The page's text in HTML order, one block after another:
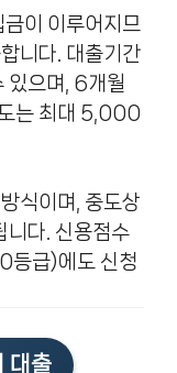
금이 이루어지므
니다. 대출기간
있으며, 6개월
는 최대 5,000
식이며, 중도상
니다. 신용점수
등급)에도 신청
대출